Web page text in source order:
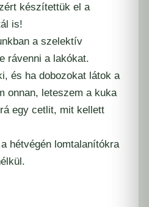
készítettük el a
is!
a szelektív
rávenni a lakókat.
és ha dobozokat látok a
onnan, leteszem a kuka
egy cetlit, mit kellett
hétvégén lomtalanítókra